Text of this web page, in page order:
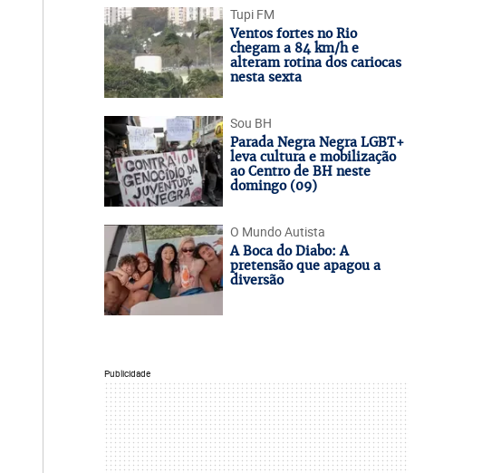
Tupi FM
Ventos fortes no Rio
chegam a 84 km/h e
alteram rotina dos cariocas
nesta sexta
Sou BH
Parada Negra Negra LGBT+
leva cultura e mobilização
ao Centro de BH neste
domingo (09)
O Mundo Autista
A Boca do Diabo: A
pretensão que apagou a
diversão
Publicidade